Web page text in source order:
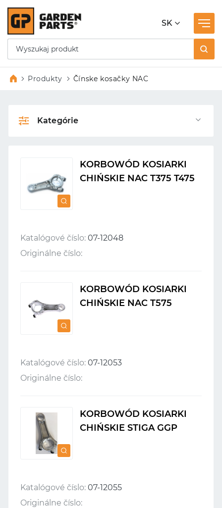
SK
Produkty Čínske kosačky NAC
Kategórie
KORBOWÓD KOSIARKI
CHIŃSKIE NAC T375 T475
Katalógové číslo: 07-12048
Originálne číslo:
KORBOWÓD KOSIARKI
CHIŃSKIE NAC T575
Katalógové číslo: 07-12053
Originálne číslo:
KORBOWÓD KOSIARKI
CHIŃSKIE STIGA GGP
Katalógové číslo: 07-12055
Originálne číslo: